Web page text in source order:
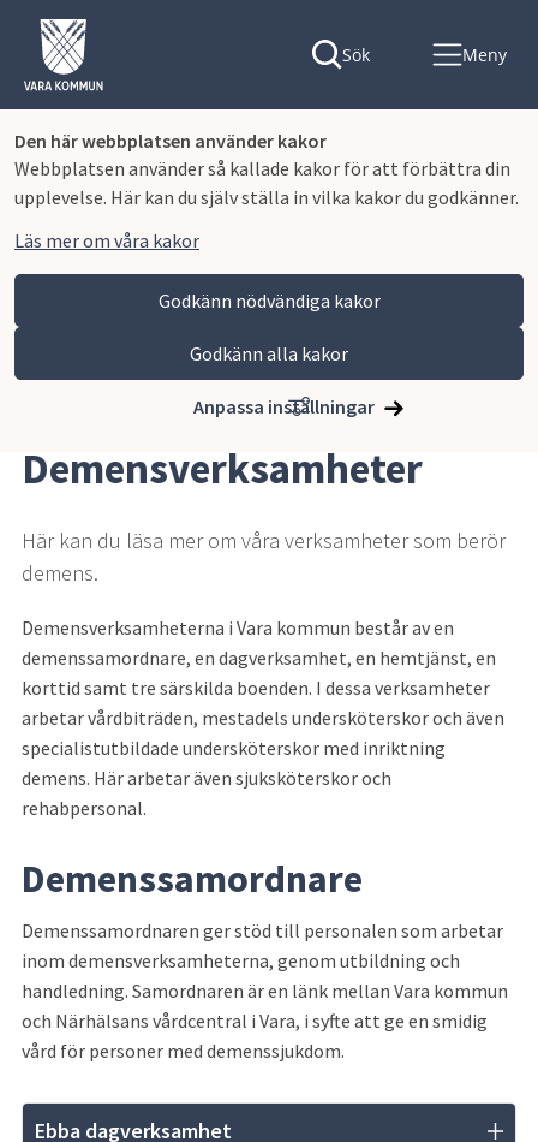
Den här webbplatsen använder kakor
Webbplatsen använder så kallade kakor för att förbättra din
upplevelse. Här kan du själv ställa in vilka kakor du godkänner.
Läs mer om våra kakor
Godkänn nödvändiga kakor
Godkänn alla kakor
Anpassa inställningar
Sök Meny
Vara kommun Omsorg och stöd
Äldreomsorg
Demensverksamheter
Demensverksamheter
Här kan du läsa mer om våra verksamheter som berör
demens.
Demensverksamheterna i Vara kommun består av en
demenssamordnare, en dagverksamhet, en hemtjänst, en
korttid samt tre särskilda boenden. I dessa verksamheter
arbetar vårdbiträden, mestadels undersköterskor och även
specialistutbildade undersköterskor med inriktning
demens. Här arbetar även sjuksköterskor och
rehabpersonal.
Demenssamordnare
Demenssamordnaren ger stöd till personalen som arbetar
inom demensverksamheterna, genom utbildning och
handledning. Samordnaren är en länk mellan Vara kommun
och Närhälsans vårdcentral i Vara, i syfte att ge en smidig
vård för personer med demenssjukdom.
Ebba dagverksamhet